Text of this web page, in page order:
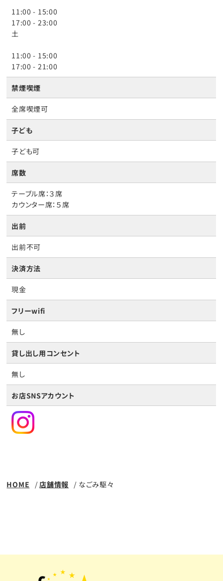
11:00 - 15:00
17:00 - 23:00
土
11:00 - 15:00
17:00 - 21:00
禁煙喫煙
全席喫煙可
子ども
子ども可
席数
テーブル席：３席
カウンター席：５席
出前
出前不可
決済方法
現金
フリーwifi
無し
貸し出し用コンセント
無し
お店SNSアカウント
HOME 店舗情報 なごみ駆々